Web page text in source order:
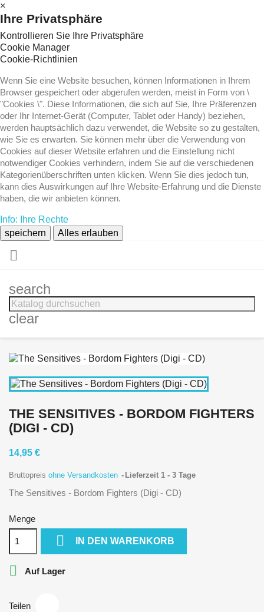
×
Ihre Privatsphäre
Kontrollieren Sie Ihre Privatsphäre
Cookie Manager
Cookie-Richtlinien
Wenn Sie eine Website besuchen, können Informationen in Ihrem
Browser gespeichert oder abgerufen werden, meist in Form von \
"Cookies \". Diese Informationen, die sich auf Sie, Ihre Präferenzen
oder Ihr Internet-Gerät (Computer, Tablet oder Handy) beziehen,
werden hauptsächlich dazu verwendet, die Website so zu gestalten,
wie Sie es erwarten. Sie können mehr über die Verwendung von
Cookies auf dieser Website erfahren und die Einstellung nicht
notwendiger Cookies verhindern, indem Sie auf die verschiedenen
Kategorienüberschriften unten klicken. Wenn Sie dies jedoch tun,
kann dies Auswirkungen auf Ihre Website-Erfahrung und die Dienste
haben, die wir anbieten können.
Info: Ihre Rechte
speichern
Alles erlauben

search
clear
THE SENSITIVES - BORDOM FIGHTERS
(DIGI - CD)
14,95 €
Bruttopreis ohne Versandkosten Lieferzeit 1 - 3 Tage
The Sensitives - Bordom Fighters (Digi - CD)
Menge
 IN DEN WARENKORB
 Auf Lager
Teilen